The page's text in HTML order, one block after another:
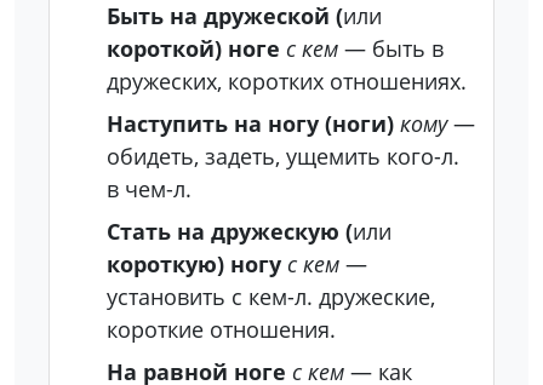
Быть на дружеской (или
короткой) ноге с кем — быть в
дружеских, коротких отношениях.
Наступить на ногу (ноги) кому—
обидеть, задеть, ущемить кого-л.
в чем-л.
Стать на дружескую (или
короткую) ногу с кем —
установить с кем-л. дружеские,
короткие отношения.
На равной ноге с кем — как